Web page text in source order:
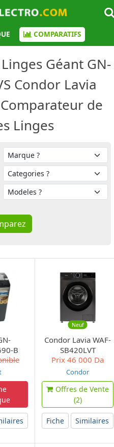
COMPARATIFS
Géant GN-
Condor Lavia
Comparateur de
Linges
B
Neuf
Condor Lavia WAF-
SB420LVT
Prix 46 000 Da
Condor
Offres de Vente
(2)
Fiche Similaires